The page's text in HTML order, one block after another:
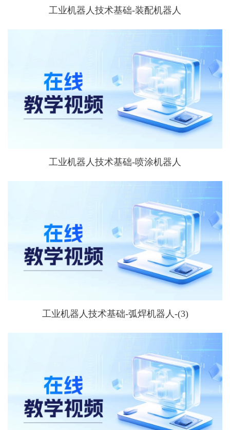
工业机器人技术基础-装配机器人
工业机器人技术基础-喷涂机器人
工业机器人技术基础-弧焊机器人-(3)